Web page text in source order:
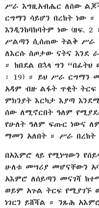
ሥራ እግዚአብሔር ለሰው
ርግማን ሳይሆን በረከት ነው ።
እንዲንከባከባትም ነው (ዘፍ.
ሥልጣን ሲሰጠው ትልቅ ሥራ
ለእርሱ ስጦታው ናትና እንደ
። ከበደል በኋላ ግን “በፊትህ
፡ 19) ። ይህ ሥራ ርግማን
አዳም ብዙ ልፋት ጥቂት
ምክንያት እርካታ እያጣ
ሰው ለሚኖርበት ዓለም
የሁለት ዓለም ፍጡር ነውና
ማመን አለበት ። ሥራ በረከት
በአእምሮ ላይ የሚነሣውን
ሁለቱ መሣሪያ መሆናቸውን
አእምሮ ለሰይጣን መናገሻ
ወይም አጉል ትርፍ የሚያገኙ
ነገርን ይሸሻል ። ንጹሕ